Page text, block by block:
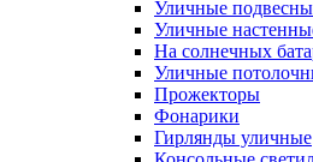
Уличные
Уличные
На солнечных
Уличные
Прожекторы
Фонарики
Гирлянды уличные